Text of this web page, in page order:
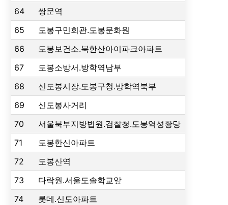
64
쌍문역
65
도봉구민회관.도봉문화원
66
도봉보건소.북한산아이파크아파트
67
도봉소방서.방학역남부
68
신도봉시장.도봉구청.방학역북부
69
신도봉사거리
70
서울북부지방법원.검찰청.도봉역성황당
71
도봉한신아파트
72
도봉산역
73
다락원.서울도솔학교앞
74
롯데.신도아파트